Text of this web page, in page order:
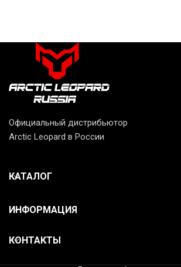
Официальный дистрибьютор
Arctic Leopard в России
КАТАЛОГ
ИНФОРМАЦИЯ
КОНТАКТЫ